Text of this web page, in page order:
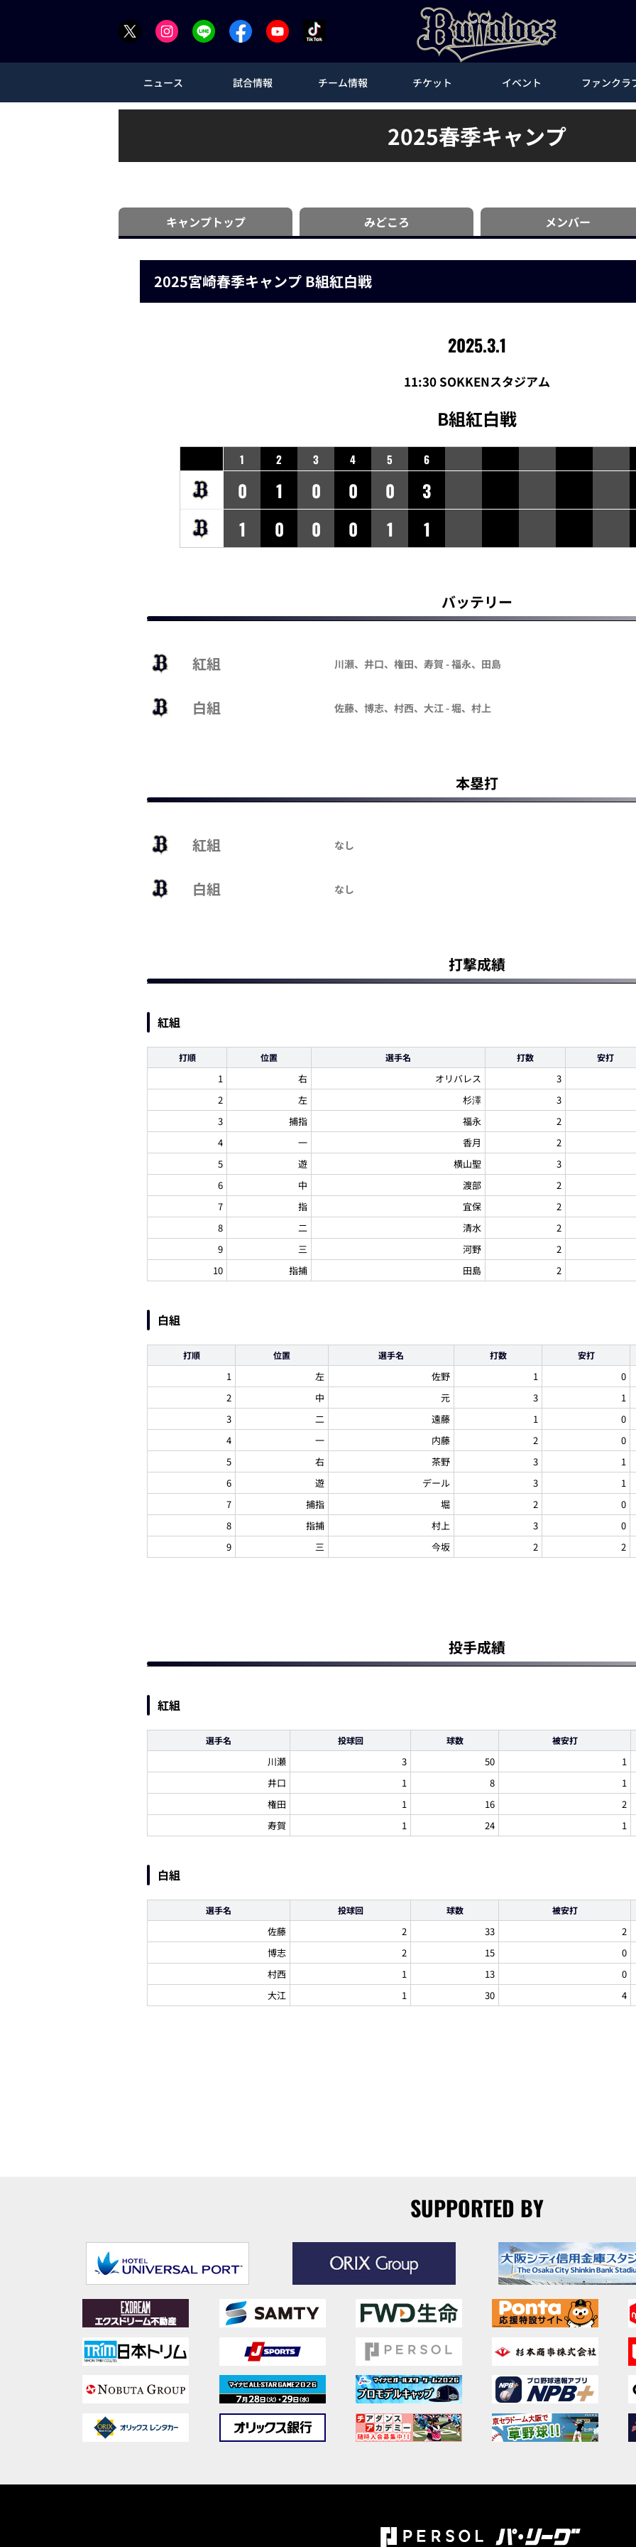
ニュース 試合情報 チーム情報 チケット イベント ファンクラ
2025春季キャンプ
キャンプトップ みどころ メンバー
2025宮崎春季キャンプ B組紅白戦
2025.3.1
11:30 SOKKENスタジアム
B組紅白戦
1 2 3 4 5 6
0 1 0 0 0
3
1
0 0 0 1 1
バッテリー
紅組 川瀬、井口、権田、寿賀 - 福永、田島
白組 佐藤、博志、村西、大江 - 堀、村上
本塁打
紅組 なし
白組 なし
打撃成績
紅組
打順 位置 選手名 打数 安打
1 右 オリバレス 3
2
左 杉澤 3
3
捕指 福永 2
4
一 香月 2
5
遊 横山聖 3
6
中 渡部 2
7
指 宜保 2
8
二 清水 2
9
三 河野 2
10
指捕 田島 2
白組
打順 位置 選手名 打数 安打
1 左 佐野 1 0
2
中 元 3 1
3
二 遠藤 1 0
4
一 内藤 2 0
5
右 茶野 3 1
6
遊 デール 3 1
7
捕指 堀 2 0
8
指捕 村上 3 0
9
三 今坂 2 2
投手成績
紅組
選手名 投球回 球数 被安打
川瀬 3 50 1
井口
1 8 1
権田
1 16 2
寿賀
1 24 1
白組
選手名 投球回 球数 被安打
佐藤 2 33 2
博志
2 15 0
村西
1 13 0
大江
1 30 4
SUPPORTED BY